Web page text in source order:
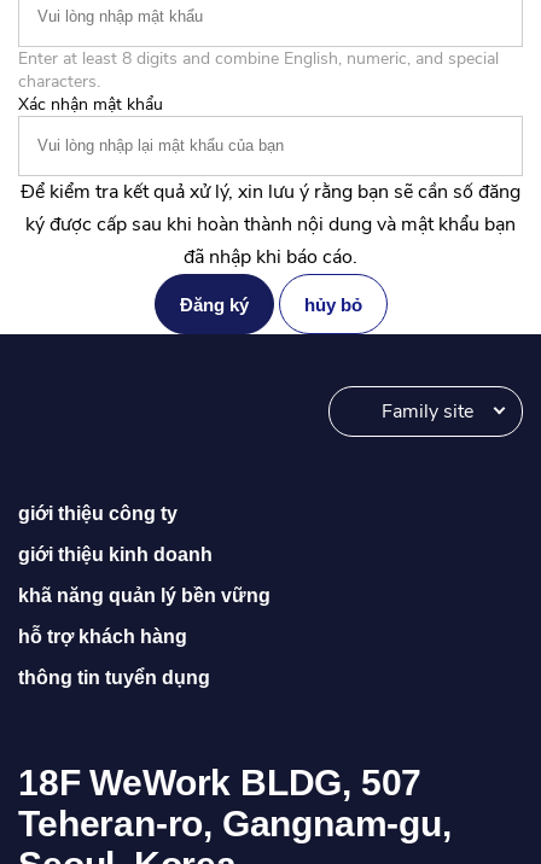
Enter at least 8 digits and combine English, numeric, and special
characters.
Xác nhận mật khẩu
Để kiểm tra kết quả xử lý, xin lưu ý rằng bạn sẽ cần số đăng
ký được cấp sau khi hoàn thành nội dung và mật khẩu bạn
đã nhập khi báo cáo.
Đăng ký hủy bỏ
Family site
giới thiệu công ty
giới thiệu kinh doanh
khã năng quản lý bền vững
hỗ trợ khách hàng
thông tin tuyển dụng
18F WeWork BLDG, 507
Teheran-ro, Gangnam-gu,